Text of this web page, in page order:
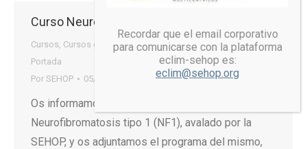
Curso Neurofibromatosis Tipo 1 (NF1)
Cursos, Cursos online,Noticias, Noticias-destacadas,
Portada
Por SEHOP 05/03/2024
Os informamos del próximo Curso online de
Neurofibromatosis tipo 1 (NF1), avalado por la
SEHOP, y os adjuntamos el programa del mismo,
Recordar que el email corporativo
para comunicarse con la plataforma
eclim-sehop es:
eclim@sehop.org